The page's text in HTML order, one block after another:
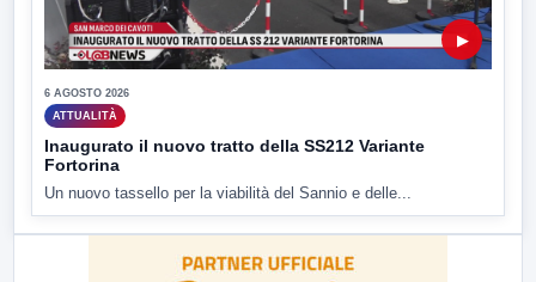
▶
6 AGOSTO 2026
ATTUALITÀ
Inaugurato il nuovo tratto della SS212 Variante
Fortorina
Un nuovo tassello per la viabilità del Sannio e delle...